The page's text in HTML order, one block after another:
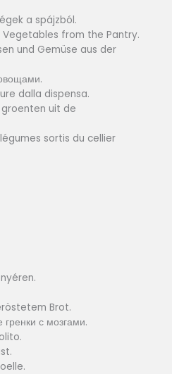
a spájzból.
Vegetables from the Pantry.
und Gemüse aus der
dalla dispensa.
uit de
sortis du cellier
Brot.
с мозгами.